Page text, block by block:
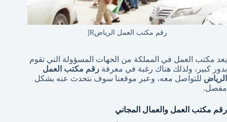
رقم مكتب العمل الرياضR[
يعد مكتب العمل في المملكة من الجهات المسؤولة التي تقوم
بدور كبير، ولذلك هناك رغبة في معرفة رقم مكتب العمل
الرياض للتواصل معه، وعبر موقعنا سوف نتحدث عنه بشكل
مفصل.
رقم مكتب العمل والعمال المجاني